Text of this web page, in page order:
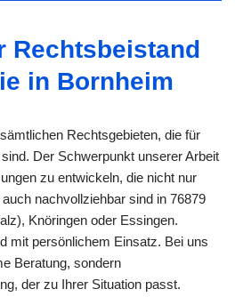
Rechtsbeistand
in Bornheim
Rechtsgebieten, die für
Der Schwerpunkt unserer Arbeit
zu entwickeln, die nicht nur
nachvollziehbar sind in 76879
Knöringen oder Essingen.
mit persönlichem Einsatz. Bei uns
Beratung, sondern
der zu Ihrer Situation passt.